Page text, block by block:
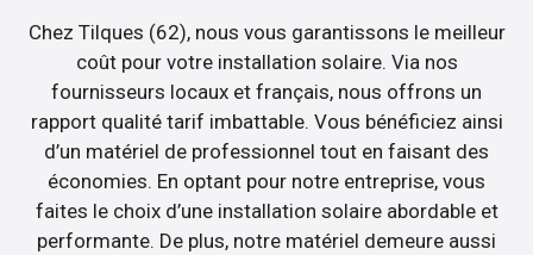
Chez Tilques (62), nous vous garantissons le meilleur
coût pour votre installation solaire. Via nos
fournisseurs locaux et français, nous offrons un
rapport qualité tarif imbattable. Vous bénéficiez ainsi
d’un matériel de professionnel tout en faisant des
économies. En optant pour notre entreprise, vous
faites le choix d’une installation solaire abordable et
performante. De plus, notre matériel demeure aussi